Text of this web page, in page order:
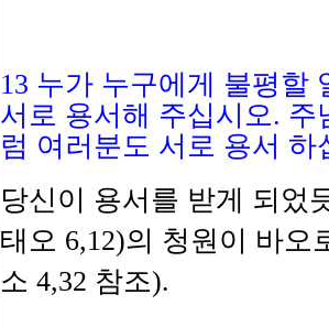
13 누가 누구에게 불평할
서로 용서해 주십시오. 주
럼 여러분도 서로 용서 하
당신이 용서를 받게 되었
태오 6,12)의 청원이 바오
소 4,32 참조).